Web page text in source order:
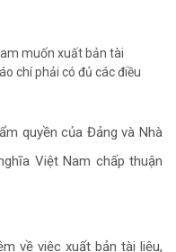
muốn xuất bản tài
chí phải có đủ các điều
quyền của Đảng và Nhà
Việt Nam chấp thuận
về việc xuất bản tài liệu,